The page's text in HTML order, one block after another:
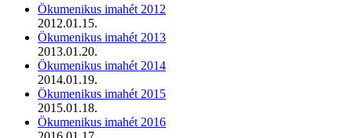
Ökumenikus imahét 2012
2012.01.15.
Ökumenikus imahét 2013
2013.01.20.
Ökumenikus imahét 2014
2014.01.19.
Ökumenikus imahét 2015
2015.01.18.
Ökumenikus imahét 2016